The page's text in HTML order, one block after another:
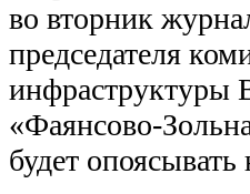
во вторник
председателя
«Фаянсово-
будет